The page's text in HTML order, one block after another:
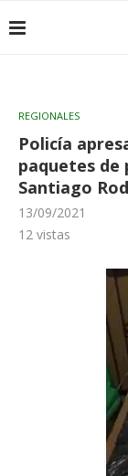
REGIONALES
Policía
paquetes de
Santiago
13/09/2021
12 vistas